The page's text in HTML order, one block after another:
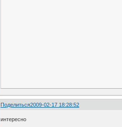
Поделиться2009-02-17 18:28:52
интересно